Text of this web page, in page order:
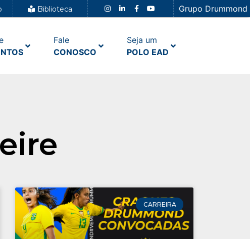
Biblioteca Grupo Drummond
Fale
CONOSCO
Seja um
POLO EAD
CARREIRA